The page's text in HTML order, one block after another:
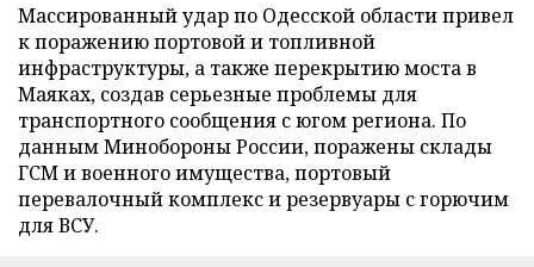
Массированный удар по Одесской области привел
к поражению портовой и топливной
инфраструктуры, а также перекрытию моста в
Маяках, создав серьезные проблемы для
транспортного сообщения с югом региона. По
данным Минобороны России, поражены склады
ГСМ и военного имущества, портовый
перевалочный комплекс и резервуары с горючим
для ВСУ.